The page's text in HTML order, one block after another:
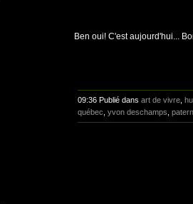
Ben oui! C'est aujourd'hui...
09:36 Publié dans art de vivre
québec yvon deschamps